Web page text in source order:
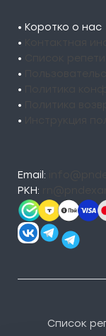
• Коротко о нас
•
•
•
•
•
•
Email:
РКН:
Список